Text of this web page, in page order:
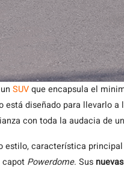
SUVque encapsula el
está diseñado para llevarlo
con toda la audacia de un
estilo, característica principal
capot Powerdome. Sus